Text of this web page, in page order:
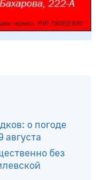
о погоде
августа
без